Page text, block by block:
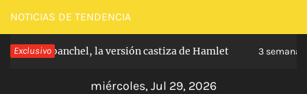
Saltar
al
contenido
NOTICIAS DE TENDENCIA
Exclusivo
de Carabanchel, la versión castiza de Hamlet 3 semanas
miércoles, Jul 29, 2026